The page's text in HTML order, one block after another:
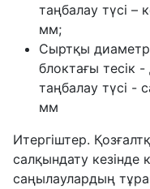
таңбалау түсі –
мм;
Сыртқы
блоктағы тесік
таңбалау түсі -
мм
Итергіштер.
салқындату кезінде
саңылаулардың